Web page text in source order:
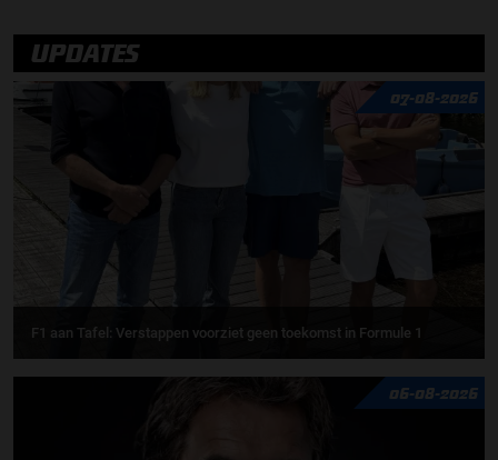
UPDATES
07-08-2026
F1 aan Tafel: Verstappen voorziet geen toekomst in Formule 1
06-08-2026